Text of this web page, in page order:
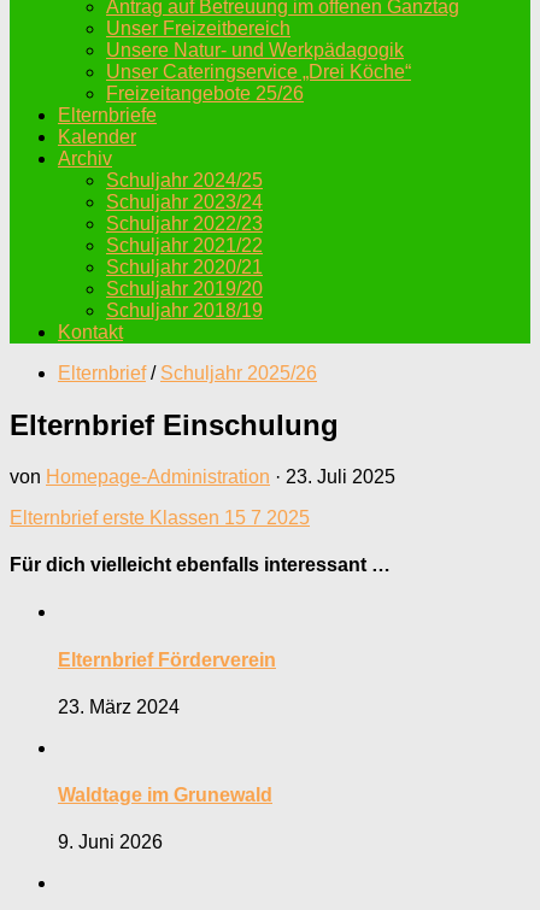
Antrag auf Betreuung im offenen Ganztag
Unser Freizeitbereich
Unsere Natur- und Werkpädagogik
Unser Cateringservice „Drei Köche“
Freizeitangebote 25/26
Elternbriefe
Kalender
Archiv
Schuljahr 2024/25
Schuljahr 2023/24
Schuljahr 2022/23
Schuljahr 2021/22
Schuljahr 2020/21
Schuljahr 2019/20
Schuljahr 2018/19
Kontakt
Elternbrief / Schuljahr 2025/26
Elternbrief Einschulung
von Homepage-Administration · 23. Juli 2025
Elternbrief erste Klassen 15 7 2025
Für dich vielleicht ebenfalls interessant …
Elternbrief Förderverein
23. März 2024
Waldtage im Grunewald
9. Juni 2026